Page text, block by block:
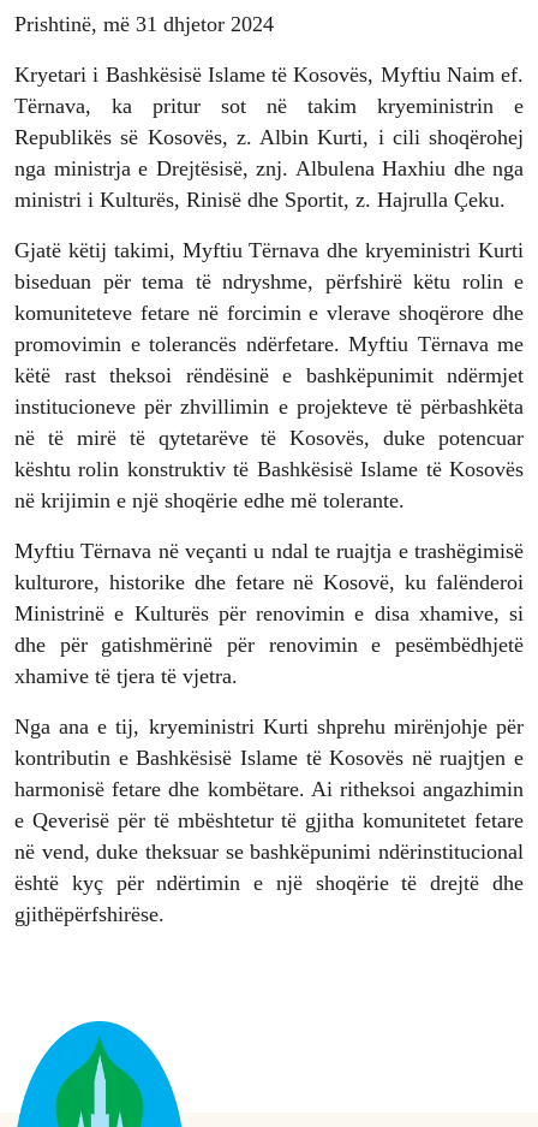
Prishtinë, më 31 dhjetor 2024
Kryetari i Bashkësisë Islame të Kosovës, Myftiu Naim ef.
Tërnava, ka pritur sot në takim kryeministrin e
Republikës së Kosovës, z. Albin Kurti, i cili shoqërohej
nga ministrja e Drejtësisë, znj. Albulena Haxhiu dhe nga
ministri i Kulturës, Rinisë dhe Sportit, z. Hajrulla Çeku.
Gjatë këtij takimi, Myftiu Tërnava dhe kryeministri Kurti
biseduan për tema të ndryshme, përfshirë këtu rolin e
komuniteteve fetare në forcimin e vlerave shoqërore dhe
promovimin e tolerancës ndërfetare. Myftiu Tërnava me
këtë rast theksoi rëndësinë e bashkëpunimit ndërmjet
institucioneve për zhvillimin e projekteve të përbashkëta
në të mirë të qytetarëve të Kosovës, duke potencuar
kështu rolin konstruktiv të Bashkësisë Islame të Kosovës
në krijimin e një shoqërie edhe më tolerante.
Myftiu Tërnava në veçanti u ndal te ruajtja e trashëgimisë
kulturore, historike dhe fetare në Kosovë, ku falënderoi
Ministrinë e Kulturës për renovimin e disa xhamive, si
dhe për gatishmërinë për renovimin e pesëmbëdhjetë
xhamive të tjera të vjetra.
Nga ana e tij, kryeministri Kurti shprehu mirënjohje për
kontributin e Bashkësisë Islame të Kosovës në ruajtjen e
harmonisë fetare dhe kombëtare. Ai ritheksoi angazhimin
e Qeverisë për të mbështetur të gjitha komunitetet fetare
në vend, duke theksuar se bashkëpunimi ndërinstitucional
është kyç për ndërtimin e një shoqërie të drejtë dhe
gjithëpërfshirëse.